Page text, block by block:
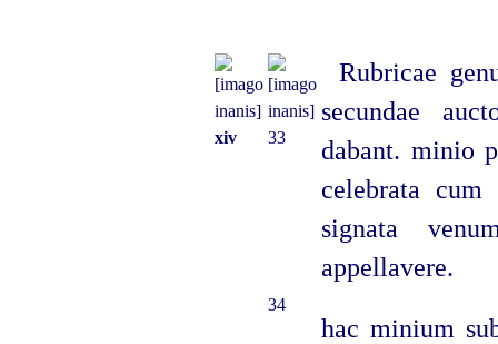
xiv 33
Rubricae
secundae
dabant. minio
celebrata
signata
appellavere.
34
hac minium